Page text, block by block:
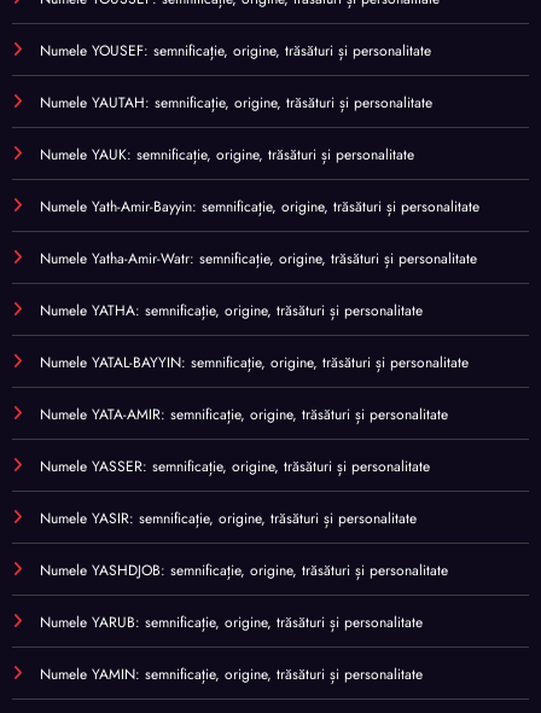
Numele YOUSEF: semnificație, origine, trăsături și personalitate
Numele YAUTAH: semnificație, origine, trăsături și personalitate
Numele YAUK: semnificație, origine, trăsături și personalitate
Numele Yath-Amir-Bayyin: semnificație, origine, trăsături și personalitate
Numele Yatha-Amir-Watr: semnificație, origine, trăsături și personalitate
Numele YATHA: semnificație, origine, trăsături și personalitate
Numele YATAL-BAYYIN: semnificație, origine, trăsături și personalitate
Numele YATA-AMIR: semnificație, origine, trăsături și personalitate
Numele YASSER: semnificație, origine, trăsături și personalitate
Numele YASIR: semnificație, origine, trăsături și personalitate
Numele YASHDJOB: semnificație, origine, trăsături și personalitate
Numele YARUB: semnificație, origine, trăsături și personalitate
Numele YAMIN: semnificație, origine, trăsături și personalitate